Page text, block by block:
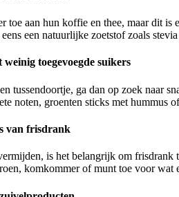
toe aan hun koffie en thee, maar dit
een natuurlijke zoetstof zoals
weinig toegevoegde suikers
tussendoortje, ga dan op zoek naar
noten, groenten sticks met hummus
van frisdrank
is het belangrijk om frisdrank
komkommer of munt toe voor wat